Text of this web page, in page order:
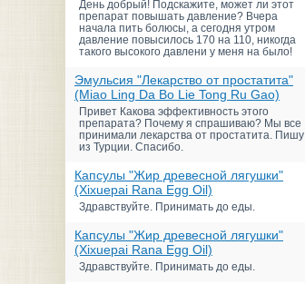
День добрый! Подскажите, может ли этот
препарат повышать давление? Вчера
начала пить болюсы, а сегодня утром
давление повысилось 170 на 110, никогда
такого высокого давлени у меня на было!
Эмульсия "Лекарство от простатита"
(Miao Ling Da Bo Lie Tong Ru Gao)
Привет Какова эффективность этого
препарата? Почему я спрашиваю? Мы все
принимали лекарства от простатита. Пишу
из Турции. Спасибо.
Капсулы "Жир древесной лягушки"
(Xixuepai Rana Egg Oil)
Здравствуйте. Принимать до еды.
Капсулы "Жир древесной лягушки"
(Xixuepai Rana Egg Oil)
Здравствуйте. Принимать до еды.